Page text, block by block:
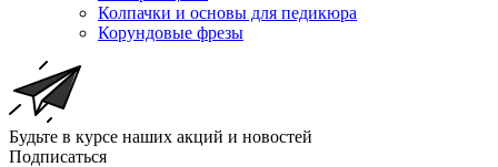
Колпачки и основы для педикюра
Корундовые фрезы
Будьте в курсе наших акций и новостей
Подписаться